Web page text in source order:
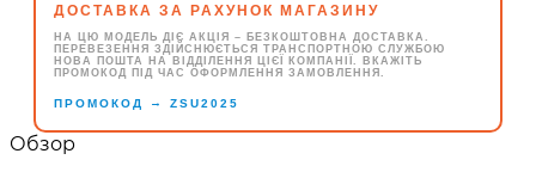
ДОСТАВКА ЗА РАХУНОК МАГАЗИНУ
НА ЦЮ МОДЕЛЬ ДІЄ АКЦІЯ – БЕЗКОШТОВНА ДОСТАВКА.
ПЕРЕВЕЗЕННЯ ЗДІЙСНЮЄТЬСЯ ТРАНСПОРТНОЮ СЛУЖБОЮ
НОВА ПОШТА НА ВІДДІЛЕННЯ ЦІЄЇ КОМПАНІЇ. ВКАЖІТЬ
ПРОМОКОД ПІД ЧАС ОФОРМЛЕННЯ ЗАМОВЛЕННЯ.
ПРОМОКОД → ZSU2025
Обзор